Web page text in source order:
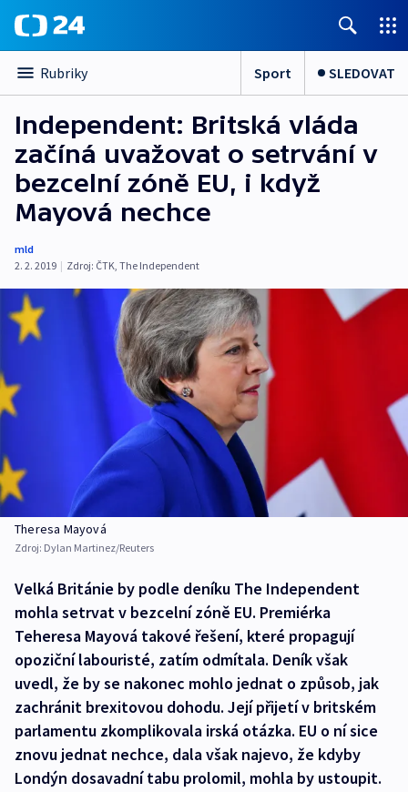
Rubriky Sport SLEDOVAT
Independent: Britská vláda
začíná uvažovat o setrvání v
bezcelní zóně EU, i když
Mayová nechce
mld
2. 2. 2019 | Zdroj: ČTK, The Independent
Theresa Mayová
Zdroj: Dylan Martinez/Reuters
Velká Británie by podle deníku The Independent
mohla setrvat v bezcelní zóně EU. Premiérka
Teheresa Mayová takové řešení, které propagují
opoziční labouristé, zatím odmítala. Deník však
uvedl, že by se nakonec mohlo jednat o způsob, jak
zachránit brexitovou dohodu. Její přijetí v britském
parlamentu zkomplikovala irská otázka. EU o ní sice
znovu jednat nechce, dala však najevo, že kdyby
Londýn dosavadní tabu prolomil, mohla by ustoupit.